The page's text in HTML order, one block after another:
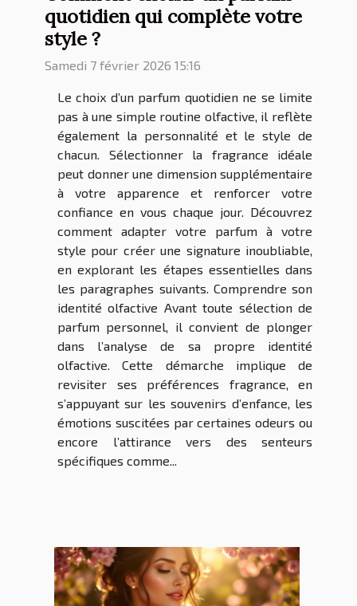
quotidien qui complète votre
style ?
Samedi 7 février 2026 15:16
Le choix d’un parfum quotidien ne se limite
pas à une simple routine olfactive, il reflète
également la personnalité et le style de
chacun. Sélectionner la fragrance idéale
peut donner une dimension supplémentaire
à votre apparence et renforcer votre
confiance en vous chaque jour. Découvrez
comment adapter votre parfum à votre
style pour créer une signature inoubliable,
en explorant les étapes essentielles dans
les paragraphes suivants. Comprendre son
identité olfactive Avant toute sélection de
parfum personnel, il convient de plonger
dans l’analyse de sa propre identité
olfactive. Cette démarche implique de
revisiter ses préférences fragrance, en
s’appuyant sur les souvenirs d’enfance, les
émotions suscitées par certaines odeurs ou
encore l’attirance vers des senteurs
spécifiques comme...